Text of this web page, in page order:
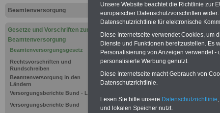
Beamtenversorgung
Gesetze und Vorschriften zur
Beamtenversorgung
Beamtenversorgungsgesetz
Rechtsvorschriften und
Rundschreiben
Beamtenversorgung in den
Ländern
Versorgungsberichte Bund - Länder
Versorgungsberichte Bund
Verwandte
Unsere Website beachtet die Richtlinie zur
europäischer Datenschutzvorschriften
Datenschutzrichtlinie für elektronische
Diese Internetseite verwendet Cookies, um
Dienste und Funktionen bereitzustellen. Es
Personalisierung von Anzeigen verwendet
personalisierte Werbung genutzt.
Diese Internetseite macht Gebrauch von
Datenschutzrichtlinie.
Lesen Sie bitte unsere Datenschutzrichtlinie
und lokalen Speicher nutzt.